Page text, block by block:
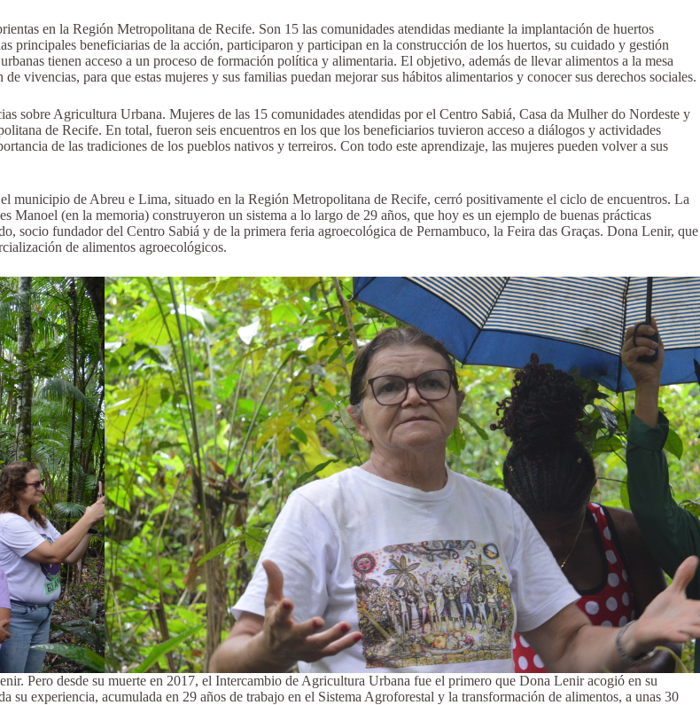
en la Región Metropolitana de Recife. Son 15 las comunidades atendidas mediante la implantación de huertos
principales beneficiarias de la acción, participaron y participan en la construcción de los huertos, su cuidado y gestión
tienen acceso a un proceso de formación política y alimentaria. El objetivo, además de llevar alimentos a la mesa
vivencias, para que estas mujeres y sus familias puedan mejorar sus hábitos alimentarios y conocer sus derechos sociales.
sobre Agricultura Urbana. Mujeres de las 15 comunidades atendidas por el Centro Sabiá, Casa da Mulher do Nordeste y
de Recife. En total, fueron seis encuentros en los que los beneficiarios tuvieron acceso a diálogos y actividades
de las tradiciones de los pueblos nativos y terreiros. Con todo este aprendizaje, las mujeres pueden volver a sus
municipio de Abreu e Lima, situado en la Región Metropolitana de Recife, cerró positivamente el ciclo de encuentros. La
Manoel (en la memoria) construyeron un sistema a lo largo de 29 años, que hoy es un ejemplo de buenas prácticas
socio fundador del Centro Sabiá y de la primera feria agroecológica de Pernambuco, la Feira das Graças. Dona Lenir, que
de alimentos agroecológicos.
Pero desde su muerte en 2017, el Intercambio de Agricultura Urbana fue el primero que Dona Lenir acogió en su
experiencia, acumulada en 29 años de trabajo en el Sistema Agroforestal y la transformación de alimentos, a unas 30